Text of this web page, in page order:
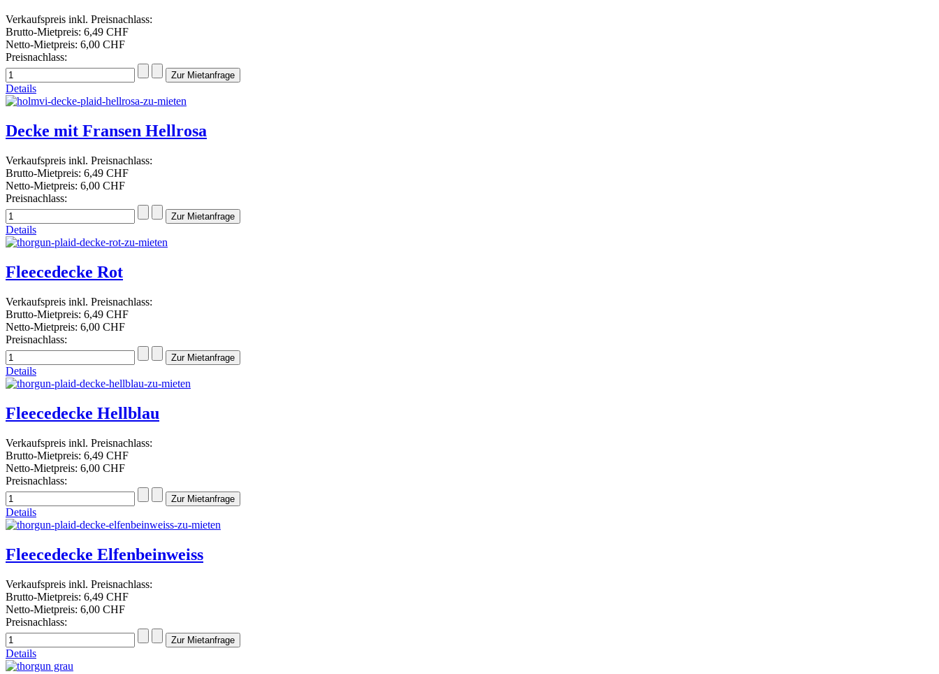
Verkaufspreis inkl. Preisnachlass:
Brutto-Mietpreis: 6,49 CHF
Netto-Mietpreis: 6,00 CHF
Preisnachlass:
Details
Decke mit Fransen Hellrosa
Verkaufspreis inkl. Preisnachlass:
Brutto-Mietpreis: 6,49 CHF
Netto-Mietpreis: 6,00 CHF
Preisnachlass:
Details
Fleecedecke Rot
Verkaufspreis inkl. Preisnachlass:
Brutto-Mietpreis: 6,49 CHF
Netto-Mietpreis: 6,00 CHF
Preisnachlass:
Details
Fleecedecke Hellblau
Verkaufspreis inkl. Preisnachlass:
Brutto-Mietpreis: 6,49 CHF
Netto-Mietpreis: 6,00 CHF
Preisnachlass:
Details
Fleecedecke Elfenbeinweiss
Verkaufspreis inkl. Preisnachlass:
Brutto-Mietpreis: 6,49 CHF
Netto-Mietpreis: 6,00 CHF
Preisnachlass:
Details